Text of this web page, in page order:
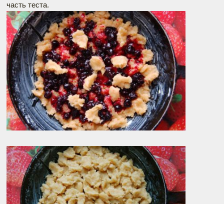
часть теста.